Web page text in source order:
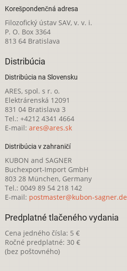
Korešpondenčná adresa
Filozofický ústav SAV, v. v. i.
P. O. Box 3364
813 64 Bratislava
Distribúcia
Distribúcia na Slovensku
ARES, spol. s r. o.
Elektrárenská 12091
831 04 Bratislava 3
Tel.: +4212 4341 4664
E-mail: ares@ares.sk
Distribúcia v zahraničí
KUBON and SAGNER
Buchexport-Import GmbH
803 28 München, Germany
Tel.: 0049 89 54 218 142
E-mail: postmaster@kubon-sagner.de
Predplatné tlačeného vydania
Cena jedného čísla: 5 €
Ročné predplatné: 30 €
(bez poštovného)